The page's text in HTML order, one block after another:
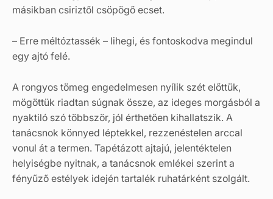
másikban csiriztől csöpögő ecset.
– Erre méltóztassék – lihegi, és fontoskodva megindul
egy ajtó felé.
A rongyos tömeg engedelmesen nyílik szét előttük,
mögöttük riadtan súgnak össze, az ideges morgásból a
nyaktiló szó többször, jól érthetően kihallatszik. A
tanácsnok könnyed léptekkel, rezzenéstelen arccal
vonul át a termen. Tapétázott ajtajú, jelentéktelen
helyiségbe nyitnak, a tanácsnok emlékei szerint a
fényűző estélyek idején tartalék ruhatárként szolgált.